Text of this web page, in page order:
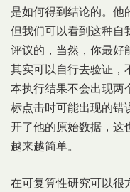
是如何得到结论的。他
但我们可以看到这种自
评议的，当然，你最好
其实可以自行去验证，
本执行结果不会出现两
标点击时可能出现的错
开了他的原始数据，这
越来越简单。
在可复算性研究可以很